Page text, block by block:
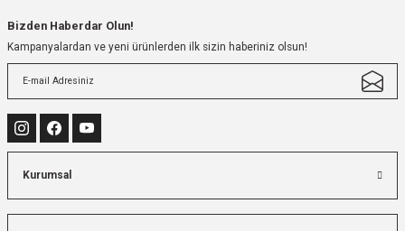
Bizden Haberdar Olun!
Kampanyalardan ve yeni ürünlerden ilk sizin haberiniz olsun!
Kurumsal